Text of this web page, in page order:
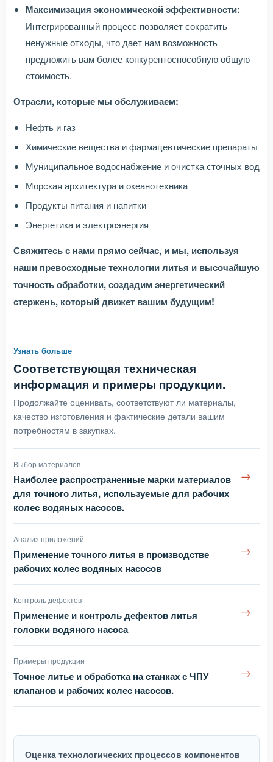
Максимизация экономической эффективности:
Интегрированный процесс позволяет сократить
ненужные отходы, что дает нам возможность
предложить вам более конкурентоспособную общую
стоимость.
Отрасли, которые мы обслуживаем:
Нефть и газ
Химические вещества и фармацевтические препараты
Муниципальное водоснабжение и очистка сточных вод
Морская архитектура и океанотехника
Продукты питания и напитки
Энергетика и электроэнергия
Свяжитесь с нами прямо сейчас, и мы, используя
наши превосходные технологии литья и высочайшую
точность обработки, создадим энергетический
стержень, который движет вашим будущим!
Узнать больше
Соответствующая техническая
информация и примеры продукции.
Продолжайте оценивать, соответствуют ли материалы,
качество изготовления и фактические детали вашим
потребностям в закупках.
Выбор материалов
Наиболее распространенные марки материалов
для точного литья, используемые для рабочих
колес водяных насосов.
→
Анализ приложений
Применение точного литья в производстве
рабочих колес водяных насосов
→
Контроль дефектов
Применение и контроль дефектов литья
головки водяного насоса
→
Примеры продукции
Точное литье и обработка на станках с ЧПУ
клапанов и рабочих колес насосов.
→
Оценка технологических процессов компонентов